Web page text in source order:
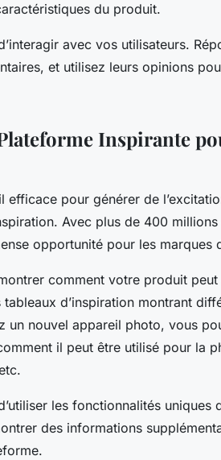
du produit.
avec vos utilisateurs.
et utilisez leurs opinions
Inspirante
efficace pour générer de
Avec plus de 400
opportunité pour les marques
comment votre produit
d’inspiration montrant
un nouvel appareil photo, vous
il peut être utilisé pour la
les fonctionnalités uniques
des informations